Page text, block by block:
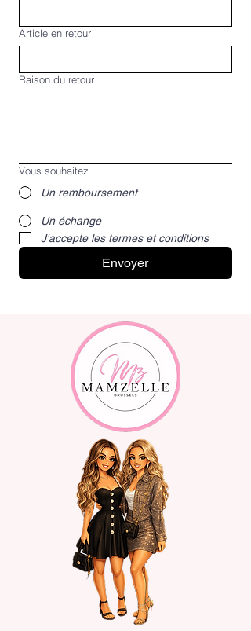
Article en retour
Raison du retour
Vous souhaitez
Un remboursement
Un échange
J'accepte les termes et conditions
Envoyer